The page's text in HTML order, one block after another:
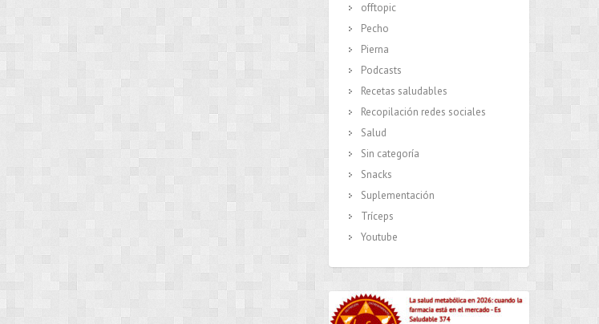
offtopic
Pecho
Pierna
Podcasts
Recetas saludables
Recopilación redes sociales
Salud
Sin categoría
Snacks
Suplementación
Tríceps
Youtube